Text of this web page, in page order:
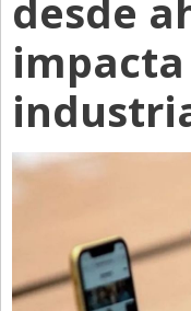
De Bolsillo
Diarios de Argentina
Diarios del Mundo
Directivos
Ecología y Ambiente
El Experto
El Innovador
desde